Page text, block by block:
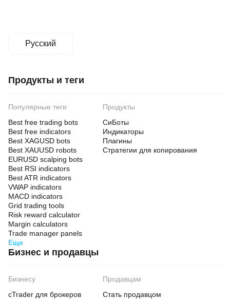
Русский
Продукты и теги
Популярные теги
Best free trading bots
Best free indicators
Best XAGUSD bots
Best XAUUSD robots
EURUSD scalping bots
Best RSI indicators
Best ATR indicators
VWAP indicators
MACD indicators
Grid trading tools
Risk reward calculator
Margin calculators
Trade manager panels
Еще
Продукты
СиБоты
Индикаторы
Плагины
Стратегии для копирования
Бизнес и продавцы
Бизнесу
cTrader для брокеров
Продавцам
Стать продавцом